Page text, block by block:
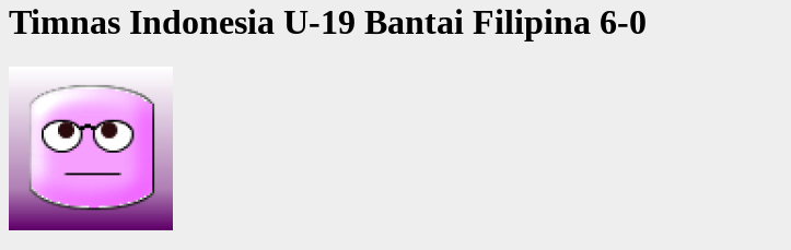
Timnas Indonesia U-19 Bantai Filipina 6-0